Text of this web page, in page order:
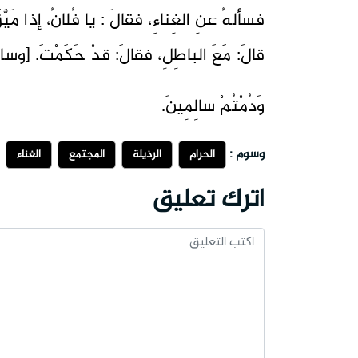
فسألهُ عنِ الغِناءِ، فقالَ : يا فُلانُ، إذا
قالَ: مَعَ الباطِلِ، فقالَ: قدْ حَكَمْتَ. [وسائلُ
وَدُمْتُمْ سالِمِينَ.
وسوم : الحرام الرذيلة المجتمع الغناء
اترك تعليق